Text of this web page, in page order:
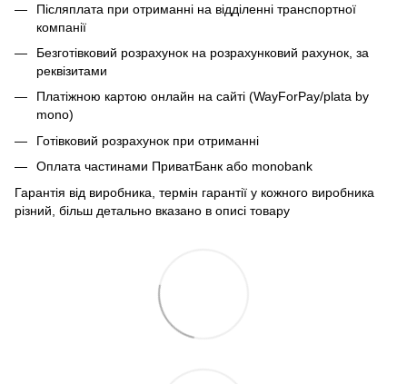
Післяплата при отриманні на відділенні транспортної
компанії
Безготівковий розрахунок на розрахунковий рахунок, за
реквізитами
Платіжною картою онлайн на сайті (WayForPay/plata by
mono)
Готівковий розрахунок при отриманні
Оплата частинами ПриватБанк або monobank
Гарантія від виробника, термін гарантії у кожного виробника
різний, більш детально вказано в описі товару